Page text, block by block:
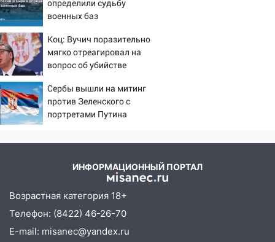
13:49
Стихия продолжает крушить
Ульяновск: дерево рухнуло на дом на
Орджоникидзе
13:47
На Нижней Террасе мощным
ветром вырвало дерево с корнем
13:46
Сильный ветер сорвал крышу с
СТО на проспекте Созидателей
13:35 Непогода продолжает бить по
сошёл с рельсов
13:22 Упавшие деревья перекрыли
дороги в Ульяновске: фото
13:17 Непогода в Ульяновске не
определили судьбу
военных баз
Коц: Вучич поразительно
мягко отреагировал на
вопрос об убийстве
Сербы вышли на митинг
против Зеленского с
портретами Путина
ИНФОРМАЦИОННЫЙ ПОРТАЛ
Возрастная категория 18+
Телефон: (8422) 46-26-70
E-mail: misanec@yandex.ru